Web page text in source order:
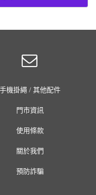
手機掛繩 / 其他配件
門市資訊
使用條款
關於我們
預防詐騙